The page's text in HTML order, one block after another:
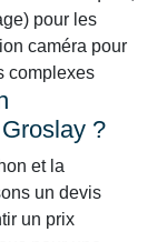
pour les
caméra pour
complexes
?
et la
un devis
un prix